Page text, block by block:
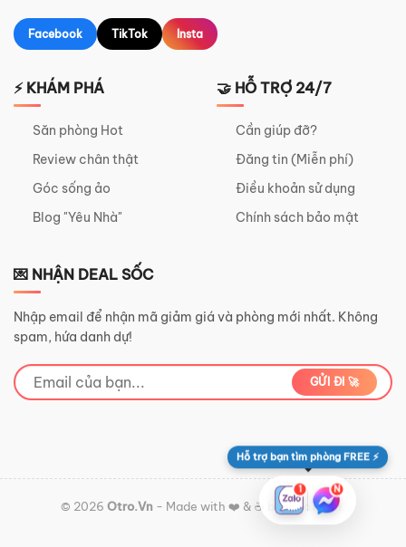
Facebook TikTok Insta
⚡ KHÁM PHÁ
Săn phòng Hot
Review chân thật
Góc sống ảo
Blog "Yêu Nhà"
🤝 HỖ TRỢ 24/7
Cần giúp đỡ?
Đăng tin (Miễn phí)
Điều khoản sử dụng
Chính sách bảo mật
💌 NHẬN DEAL SỐC
Nhập email để nhận mã giảm giá và phòng mới nhất. Không
spam, hứa danh dự!
GỬI ĐI 🚀
© 2026 Otro.Vn - Made with ❤️ & ☕ by OtroTeam.
Hỗ trợ bạn tìm phòng FREE ⚡
1 N